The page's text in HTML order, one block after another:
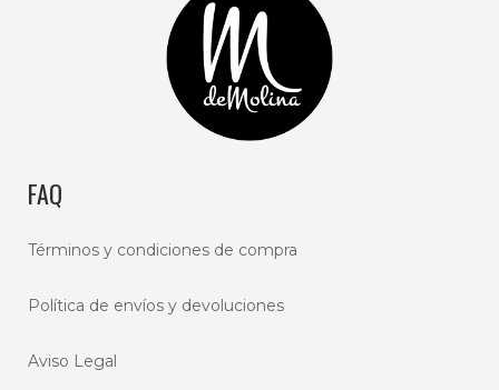
FAQ
Términos y condiciones de compra
Política de envíos y devoluciones
Aviso Legal